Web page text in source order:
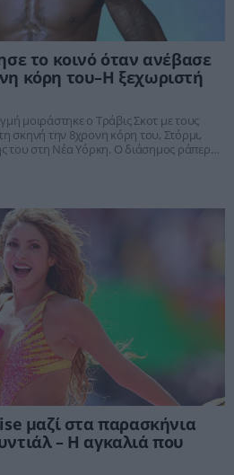
το κοινό όταν ανέβασε
κόρη του–Η ξεχωριστή
μοιράστηκε ο Τράβις Σκοτ με τους
σκηνή την 8χρονη κόρη του, Στόρμι,
του στη Νέα Υόρκη. Ο διάσημος ράπερ
χαμογέλασαν μπροστά στο κοινό,
στιγμή που καταγράφηκε σε
μαζί στα παρασκήνια
– Η αγκαλιά που